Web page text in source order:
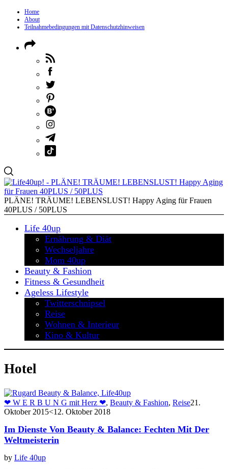
Home
About
Teilnahmebedingungen mit Datenschutzhinweisen
PLÄNE! TRÄUME! LEBENSLUST! Happy Aging für Frauen
40PLUS / 50PLUS
Life 40up
Ernährung & Diät
Wechseljahre
Mom 40up
Beauty & Fashion
Fitness & Gesundheit
Ageless Lifestyle
Twitterschnipsel
Reise
Wohnen & Interieur
Kino & Kultur
Hotel
❤ W E R B U N G mit Herz ❤, Beauty & Fashion, Reise21.
Oktober 2015<12. Oktober 2018
Im Dienste Von Beauty & Balance: Fechten Mit Der
Weltmeisterin
by Life 40up